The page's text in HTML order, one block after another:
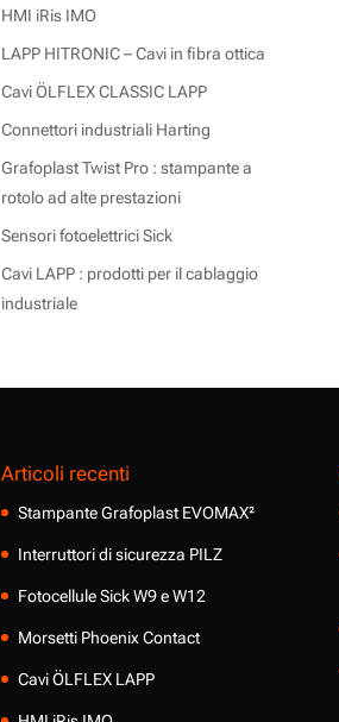
HMI iRis IMO
LAPP HITRONIC – Cavi in fibra ottica
Cavi ÖLFLEX CLASSIC LAPP
Connettori industriali Harting
Grafoplast Twist Pro : stampante a
rotolo ad alte prestazioni
Sensori fotoelettrici Sick
Cavi LAPP : prodotti per il cablaggio
industriale
Articoli recenti
Stampante Grafoplast EVOMAX²
Interruttori di sicurezza PILZ
Fotocellule Sick W9 e W12
Morsetti Phoenix Contact
Cavi ÖLFLEX LAPP